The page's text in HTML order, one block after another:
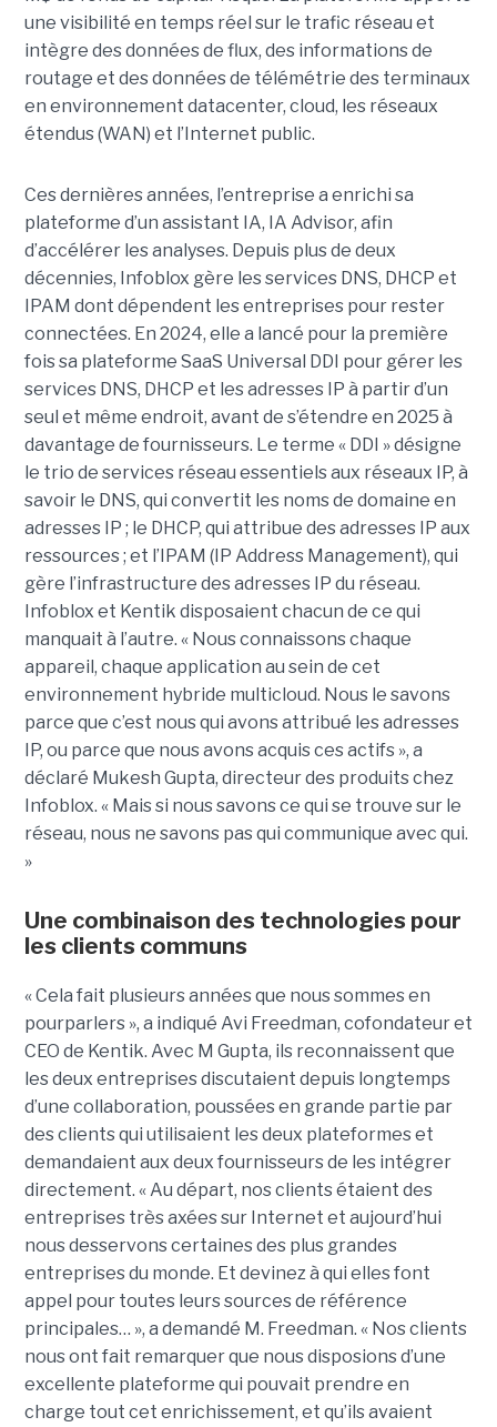
une visibilité en temps réel sur le trafic réseau et
intègre des données de flux, des informations de
routage et des données de télémétrie des terminaux
en environnement datacenter, cloud, les réseaux
étendus (WAN) et l’Internet public.
Ces dernières années, l’entreprise a enrichi sa
plateforme d’un assistant IA, IA Advisor, afin
d’accélérer les analyses. Depuis plus de deux
décennies, Infoblox gère les services DNS, DHCP et
IPAM dont dépendent les entreprises pour rester
connectées. En 2024, elle a lancé pour la première
fois sa plateforme SaaS Universal DDI pour gérer les
services DNS, DHCP et les adresses IP à partir d’un
seul et même endroit, avant de s’étendre en 2025 à
davantage de fournisseurs. Le terme « DDI » désigne
le trio de services réseau essentiels aux réseaux IP, à
savoir le DNS, qui convertit les noms de domaine en
adresses IP ; le DHCP, qui attribue des adresses IP aux
ressources ; et l’IPAM (IP Address Management), qui
gère l’infrastructure des adresses IP du réseau.
Infoblox et Kentik disposaient chacun de ce qui
manquait à l’autre. « Nous connaissons chaque
appareil, chaque application au sein de cet
environnement hybride multicloud. Nous le savons
parce que c’est nous qui avons attribué les adresses
IP, ou parce que nous avons acquis ces actifs », a
déclaré Mukesh Gupta, directeur des produits chez
Infoblox. « Mais si nous savons ce qui se trouve sur le
réseau, nous ne savons pas qui communique avec qui.
»
Une combinaison des technologies pour
les clients communs
« Cela fait plusieurs années que nous sommes en
pourparlers », a indiqué Avi Freedman, cofondateur et
CEO de Kentik. Avec M Gupta, ils reconnaissent que
les deux entreprises discutaient depuis longtemps
d’une collaboration, poussées en grande partie par
des clients qui utilisaient les deux plateformes et
demandaient aux deux fournisseurs de les intégrer
directement. « Au départ, nos clients étaient des
entreprises très axées sur Internet et aujourd’hui
nous desservons certaines des plus grandes
entreprises du monde. Et devinez à qui elles font
appel pour toutes leurs sources de référence
principales… », a demandé M. Freedman. « Nos clients
nous ont fait remarquer que nous disposions d’une
excellente plateforme qui pouvait prendre en
charge tout cet enrichissement, et qu’ils avaient